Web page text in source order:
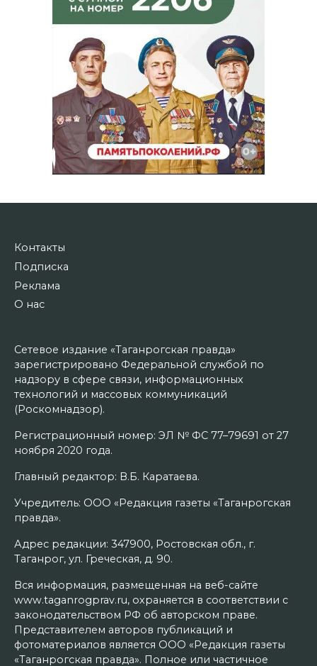
Контакты
Подписка
Реклама
О нас
Сетевое издание «Таганрогская правда»
зарегистрировано Федеральной службой по
надзору в сфере связи, информационных
технологий и массовых коммуникаций
(Роскомнадзор).
Регистрационный номер: ЭЛ № ФС 77–79691 от 27
ноября 2020 года.
Главный редактор: В.Б. Каратаева.
Учредитель: ООО «Редакция газеты «Таганрогская
правда».
Адрес редакции: 347900, Ростовская обл., г.
Таганрог, ул. Греческая, д. 90.
Вся информация, размещенная на веб-сайте
www.taganrogprav.ru, охраняется в соответствии с
законодательством РФ об авторском праве.
Представителем авторов публикаций и
фотоматериалов является ООО «Редакция газеты
«Таганрогская правда». Полное или частичное